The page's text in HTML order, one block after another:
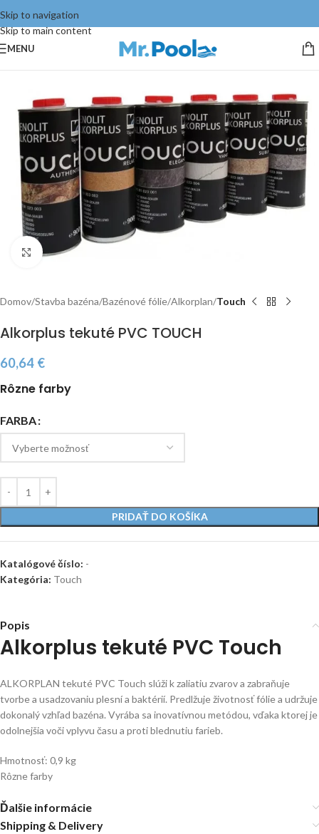
Skip to navigation
Skip to main content
MENU
Click to enlarge
Domov Stavba bazéna Bazénové fólie Alkorplan Touch
Alkorplus tekuté PVC TOUCH
60,64 €
Rôzne farby
FARBA
PRIDAŤ DO KOŠÍKA
Katalógové číslo: -
Kategória: Touch
Popis
Alkorplus tekuté PVC Touch
ALKORPLAN tekuté PVC Touch slúži k zaliatiu zvarov a zabraňuje
tvorbe a usadzovaniu plesní a baktérií. Predlžuje životnosť fólie a udržuje
dokonalý vzhľad bazéna. Vyrába sa inovatívnou metódou, vďaka ktorej je
odolnejšia voči vplyvu času a proti blednutiu farieb.
Hmotnosť: 0,9 kg
Rôzne farby
Ďalšie informácie
Shipping & Delivery